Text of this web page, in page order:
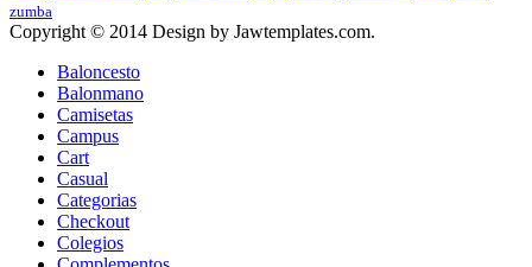
zumba
Copyright © 2014 Design by Jawtemplates.com.
Baloncesto
Balonmano
Camisetas
Campus
Cart
Casual
Categorias
Checkout
Colegios